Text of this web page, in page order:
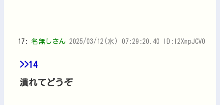
17: 名無しさん 2025/03/12(水) 07:29:20.40 ID:l2XmpJCV0
>>14
潰れてどうぞ